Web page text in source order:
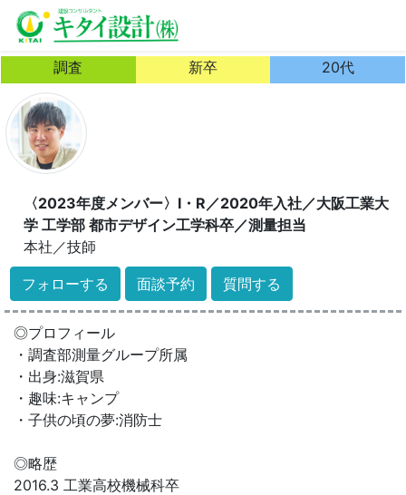
調査 新卒 20代
〈2023年度メンバー〉I・R／2020年入社／大阪工業大
学 工学部 都市デザイン工学科卒／測量担当
本社 ／技師
フォローする 面談予約 質問する
◎プロフィール
・調査部測量グループ所属
・出身:滋賀県
・趣味:キャンプ
・子供の頃の夢:消防士
◎略歴
2016.3 工業高校機械科卒